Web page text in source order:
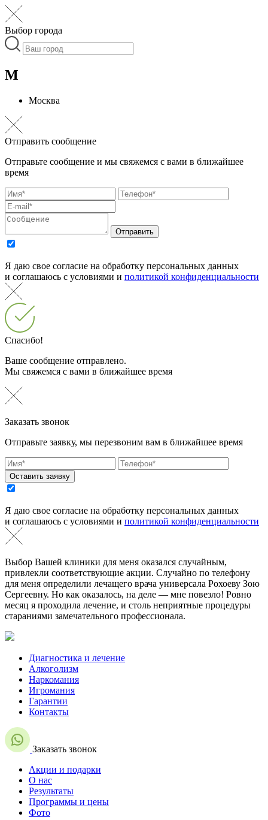
Выбор города
М
Москва
Отправить сообщение
Отправьте сообщение и мы свяжемся с вами в ближайшее
время
Отправить
Я даю свое согласие на обработку персональных данных
и соглашаюсь с условиями и политикой конфиденциальности
Спасибо!
Ваше сообщение отправлено.
Мы свяжемся с вами в ближайшее время
Заказать звонок
Отправьте заявку, мы перезвоним вам в ближайшее время
Оставить заявку
Я даю свое согласие на обработку персональных данных
и соглашаюсь с условиями и политикой конфиденциальности
Выбор Вашей клиники для меня оказался случайным,
привлекли соответствующие акции. Случайно по телефону
для меня определили лечащего врача универсала Рохоеву Зою
Сергеевну. Но как оказалось, на деле — мне повезло! Ровно
месяц я проходила лечение, и столь неприятные процедуры
стараниями замечательного профессионала.
Диагностика и лечение
Алкоголизм
Наркомания
Игромания
Гарантии
Контакты
Заказать звонок
Акции и подарки
О нас
Результаты
Программы и цены
Фото